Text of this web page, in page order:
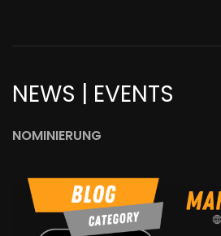
NEWS | EVENTS
NOMINIERUNG